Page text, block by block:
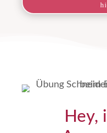
Hey,